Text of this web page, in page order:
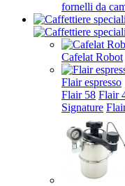
fornelli da
Cafelat Robot
Flair espresso
Flair 58 Flair
Signature